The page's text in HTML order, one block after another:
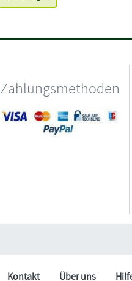
Zahlungsmethoden
Kontakt Über uns